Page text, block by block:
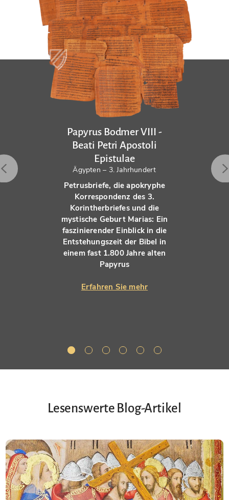
Papyrus Bodmer VIII -
Beati Petri Apostoli
Epistulae
Ägypten – 3. Jahrhundert
Petrusbriefe, die apokryphe
Korrespondenz des 3.
Korintherbriefes und die
mystische Geburt Marias: Ein
faszinierender Einblick in die
Entstehungszeit der Bibel in
einem fast 1.800 Jahre alten
Papyrus
Erfahren Sie mehr
Lesenswerte Blog-Artikel